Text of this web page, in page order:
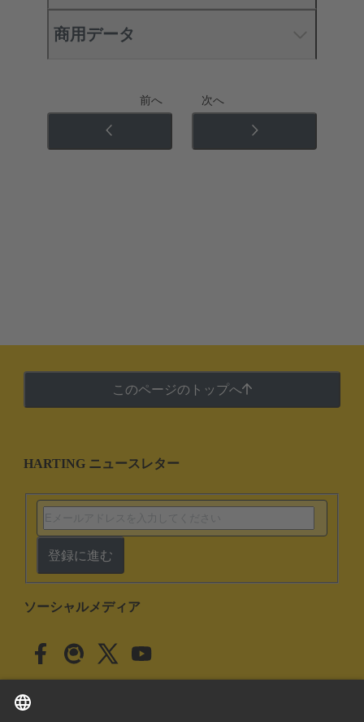
商用データ
前へ 次へ
このページのトップへ
HARTING ニュースレター
登録に進む
ソーシャルメディア